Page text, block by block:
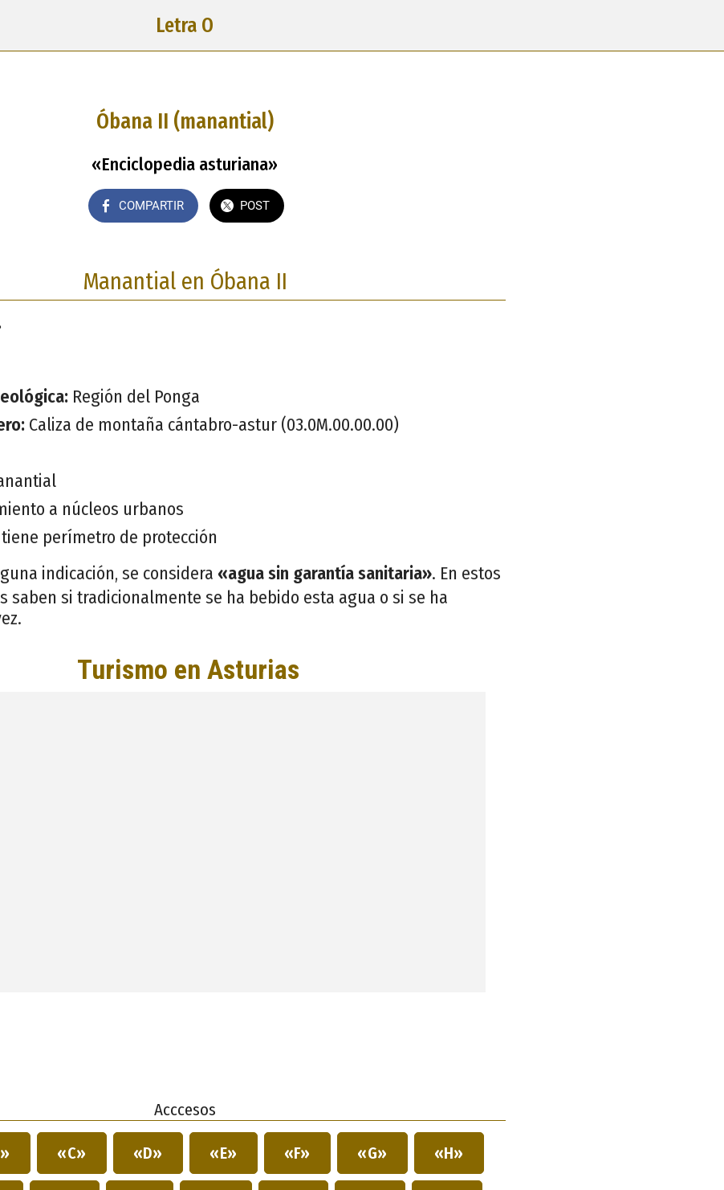
Letra O
Óbana II (manantial)
«Enciclopedia asturiana»
COMPARTIR POST
Manantial en Óbana II
Región del Ponga
Caliza de montaña cántabro-astur (03.0M.00.00.00)
a núcleos urbanos
tiene perímetro de protección
indicación, se considera «agua sin garantía sanitaria». En estos
saben si tradicionalmente se ha bebido esta agua o si se ha
Acccesos
«C» «D» «E» «F» «G» «H»